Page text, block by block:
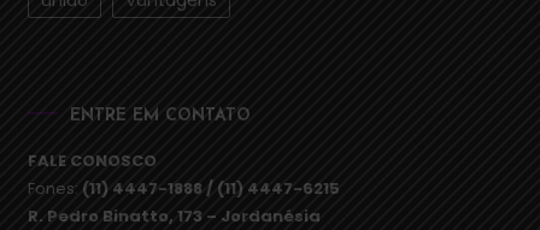
ENTRE EM CONTATO
FALE CONOSCO
Fones: (11) 4447-1888 / (11) 4447-6215
R. Pedro Binatto, 173 – Jordanésia